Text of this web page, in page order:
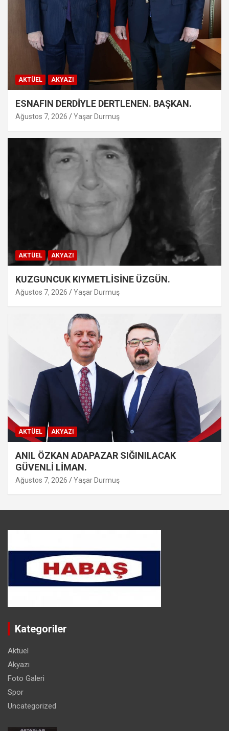
AKTÜEL AKYAZI
ESNAFIN DERDİYLE DERTLENEN. BAŞKAN.
Ağustos 7, 2026 Yaşar Durmuş
AKTÜEL AKYAZI
KUZGUNCUK KIYMETLİSİNE ÜZGÜN.
Ağustos 7, 2026 Yaşar Durmuş
AKTÜEL AKYAZI
ANIL ÖZKAN ADAPAZAR SIĞINILACAK
GÜVENLİ LİMAN.
Ağustos 7, 2026 Yaşar Durmuş
Kategoriler
Aktüel
Akyazı
Foto Galeri
Spor
Uncategorized